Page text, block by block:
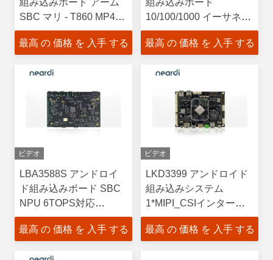
組み込みボード アーム
SBC マリ - T860 MP4
2*Cortex-A72+4*Cortex-
A53
最高 の 価格 を 入手 する
組み込みボード
10/100/1000 イーサネッ
ト RJ-45 DC12V - 3A
最高 の 価格 を 入手 する
ビデオ
LBA3588S アンドロイ
ド組み込みボード SBC
NPU 6TOPS対応
INT4/INT8/INT16/FP16/BF16/TF32
最高 の 価格 を 入手 する
ビデオ
LKD3399 アンドロイド
組み込みシステム
1*MIPI_CSIインターフ
ェースのディスプレイ入
力付きシングルボードコ
最高 の 価格 を 入手 する